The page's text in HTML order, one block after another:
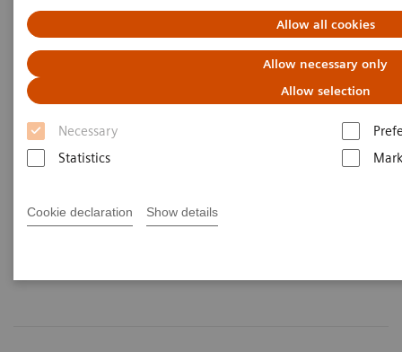
Allow all cookies
Allow necessary only
Allow selection
Necessary
Statistics
Cookie declaration Show details
Cyclosporine Assays
ADVIA Centaur Systems
CsA